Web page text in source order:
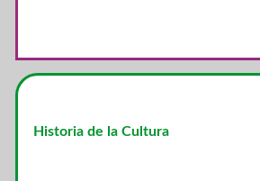
Historia de la Cultura